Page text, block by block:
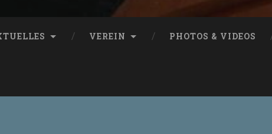
VEREIN PHOTOS & VIDEOS